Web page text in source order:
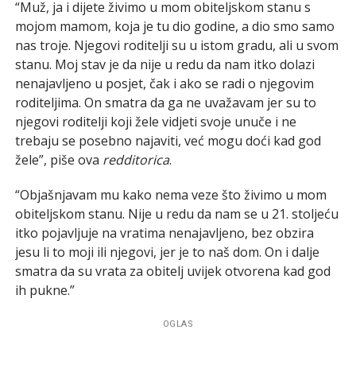
“Muž, ja i dijete živimo u mom obiteljskom stanu s
mojom mamom, koja je tu dio godine, a dio smo samo
nas troje. Njegovi roditelji su u istom gradu, ali u svom
stanu. Moj stav je da nije u redu da nam itko dolazi
nenajavljeno u posjet, čak i ako se radi o njegovim
roditeljima. On smatra da ga ne uvažavam jer su to
njegovi roditelji koji žele vidjeti svoje unuče i ne
trebaju se posebno najaviti, već mogu doći kad god
žele”, piše ova redditorica.
“Objašnjavam mu kako nema veze što živimo u mom
obiteljskom stanu. Nije u redu da nam se u 21. stoljeću
itko pojavljuje na vratima nenajavljeno, bez obzira
jesu li to moji ili njegovi, jer je to naš dom. On i dalje
smatra da su vrata za obitelj uvijek otvorena kad god
ih pukne.”
OGLAS